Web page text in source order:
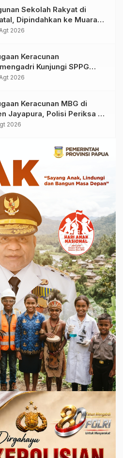
Sekolah Rakyat di
Dipindahkan ke Muara
2026
Keracunan
Kunjungi SPPG
Papua, Ini yang
2026
Keracunan MBG di
Jayapura, Polisi Periksa 30
2026